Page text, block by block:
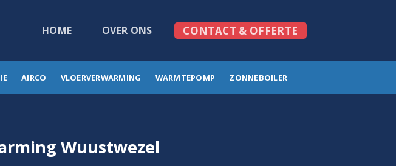
HOME OVER ONS CONTACT & OFFERTE
AIRCO VLOERVERWARMING WARMTEPOMP ZONNEBOILER
Wuustwezel